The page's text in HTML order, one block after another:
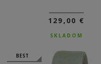
129,00 €
SKLADOM
BEST